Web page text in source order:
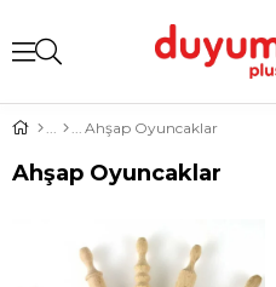
Ahşap Oyuncaklar
Ahşap Oyuncaklar